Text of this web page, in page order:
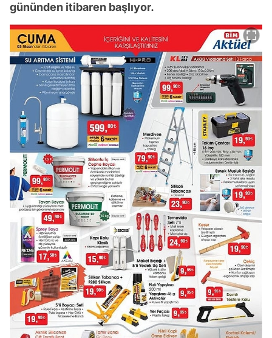
gününden itibaren başlıyor.